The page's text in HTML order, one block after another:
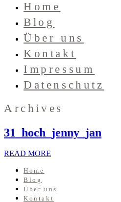
Home
Blog
Über uns
Kontakt
Impressum
Datenschutz
Archives
31_hoch_jenny_jan
READ MORE
Home
Blog
Über uns
Kontakt